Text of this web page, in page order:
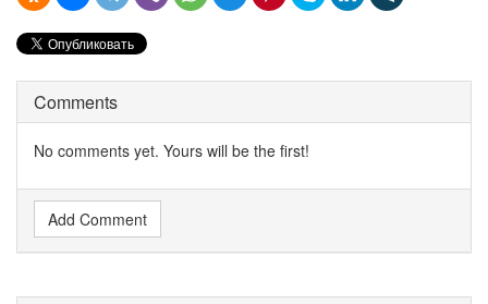
Comments
No comments yet. Yours will be the first!
Add Comment